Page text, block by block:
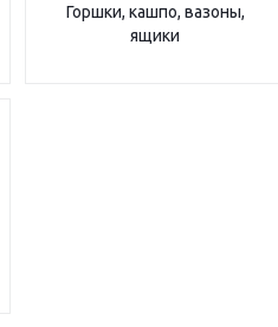
Горшки, кашпо, вазоны,
ящики